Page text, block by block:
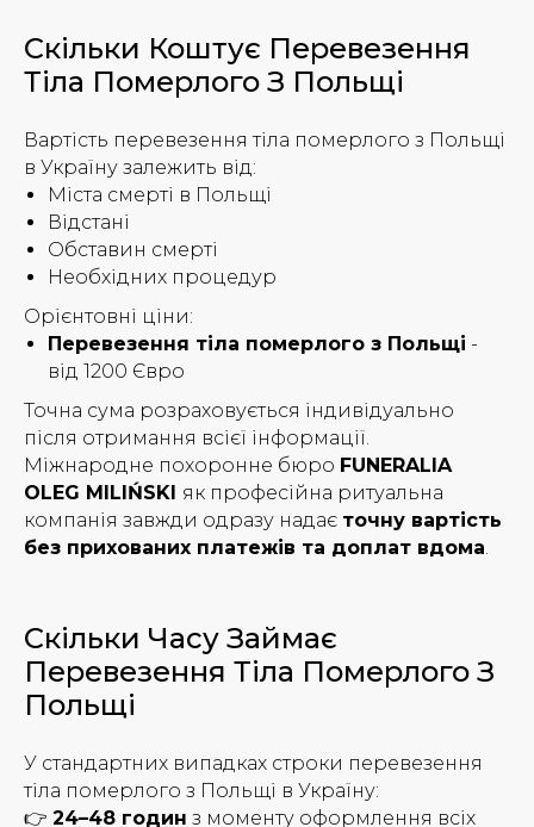
Скільки Коштує Перевезення
Тіла Померлого З Польщі
Вартість перевезення тіла померлого з Польщі
в Україну залежить від:
Міста смерті в Польщі
Відстані
Обставин смерті
Необхідних процедур
Орієнтовні ціни:
Перевезення тіла померлого з Польщі -
від 1200 Євро
Точна сума розраховується індивідуально
після отримання всієї інформації.
Міжнародне похоронне бюро FUNERALIA
OLEG MILIŃSKI як професійна ритуальна
компанія завжди одразу надає точну вартість
без прихованих платежів та доплат вдома.
Скільки Часу Займає
Перевезення Тіла Померлого З
Польщі
У стандартних випадках строки перевезення
тіла померлого з Польщі в Україну:
👉 24–48 годин з моменту оформлення всіх